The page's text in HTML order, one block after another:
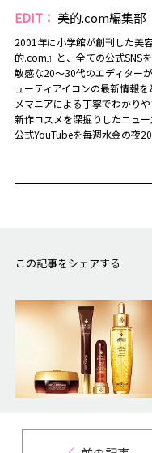
EDIT： 美的.com編集部
2001年に小学館が創刊した美
的.com』と、全ての公式SNS
敏感な20～30代のエディター
ューティアイコンの最新情報
メマニアによる丁寧でわかり
新作コスメを深掘りしたニュ
公式YouTubeを毎週水金の夜20
この記事をシェアする